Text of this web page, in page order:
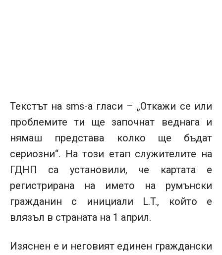
Текстът на sms-а гласи – „Откажи се или
проблемите ти ще започнат веднага и
нямаш представа колко ще бъдат
сериозни“. На този етап служителите на
ГДНП са установили, че картата е
регистрирана на името на румънски
гражданин с инициали L.T., който е
влязъл в страната на 1 април.
Изяснен е и неговият единен граждански